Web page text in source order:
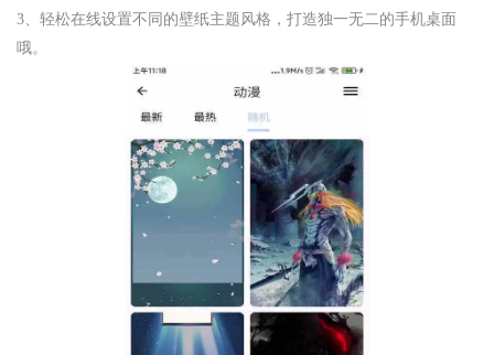
3、轻松在线设置不同的壁纸主题风格，打造独一无二的手机桌面
哦。